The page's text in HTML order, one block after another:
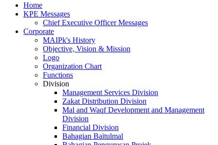
Home
KPE Messages
Chief Executive Officer Messages
Corporate
MAIPk's History
Objective, Vision & Mission
Logo
Organization Chart
Functions
Division
Management Services Division
Zakat Distribution Division
Mal and Waqf Development and Management
Division
Financial Division
Bahagian Baitulmal